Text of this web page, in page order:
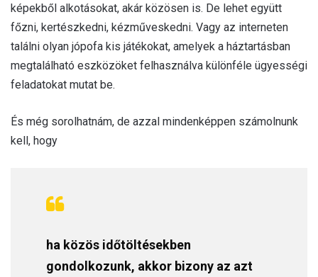
képekből alkotásokat, akár közösen is. De lehet együtt
főzni, kertészkedni, kézműveskedni. Vagy az interneten
találni olyan jópofa kis játékokat, amelyek a háztartásban
megtalálható eszközöket felhasználva különféle ügyességi
feladatokat mutat be.
És még sorolhatnám, de azzal mindenképpen számolnunk
kell, hogy
ha közös időtöltésekben
gondolkozunk, akkor bizony az azt